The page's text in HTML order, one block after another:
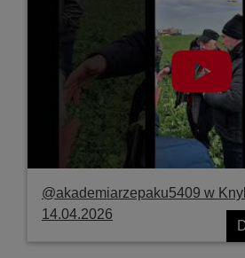
@akademiarzepaku5409 w
14.04.2026